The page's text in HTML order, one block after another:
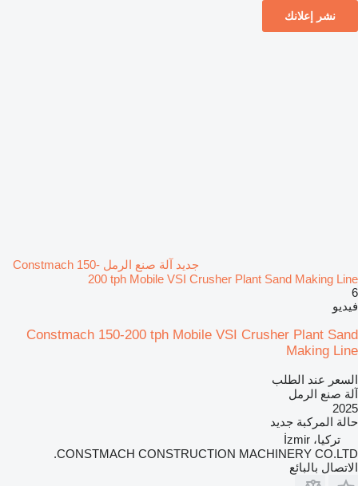
نشر إعلانك
جديد آلة صنع الرمل Constmach 150-
200 tph Mobile VSI Crusher Plant Sand Making Line
6
فيديو
Constmach 150-200 tph Mobile VSI Crusher Plant Sand
Making Line
السعر عند الطلب
آلة صنع الرمل
2025
حالة المركبة جديد
تركيا، İzmir
CONSTMACH CONSTRUCTION MACHINERY CO.LTD.
الاتصال بالبائع